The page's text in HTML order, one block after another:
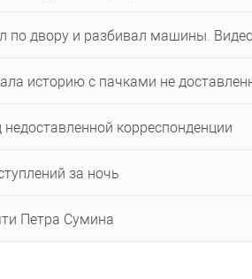
по двору и разбивал машины.
историю с пачками не
корреспонденции
за ночь
Петра Сумина